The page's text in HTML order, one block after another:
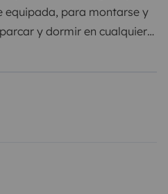
equipada, para montarse y
y dormir en cualquier
nevera, vajilla, fregadero,
pie, depósito de aguas, 2